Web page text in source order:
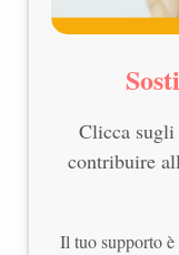
Clicca sugli
contribuire
Il tuo supporto è